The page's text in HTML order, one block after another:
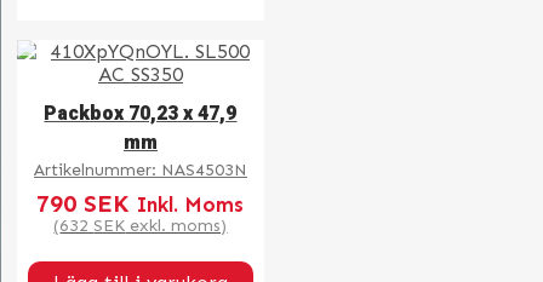
Packbox 70,23 x 47,9
mm
Artikelnummer: NAS4503N
790 SEK Inkl. Moms
(632 SEK exkl. moms)